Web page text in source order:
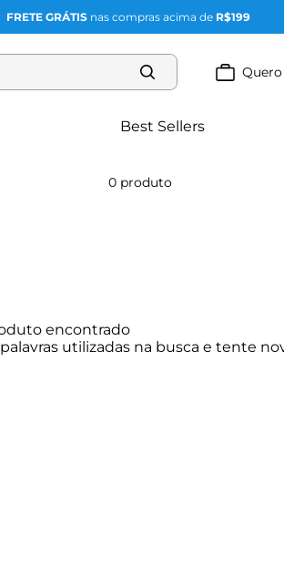
FRETE GRÁTIS nas compras acima de R$199
Best Sellers
0 produto
encontrado